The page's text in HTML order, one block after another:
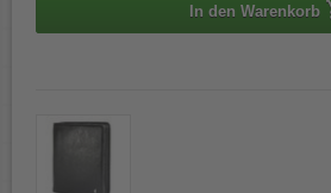
In den Warenkorb